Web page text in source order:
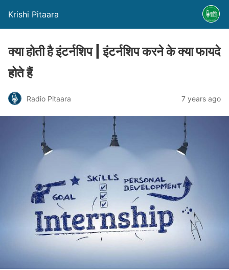
Krishi Pitaara
क्या होती है इंटर्नशिप | इंटर्नशिप करने के क्या फायदे
होते हैं
Radio Pitaara 7 years ago